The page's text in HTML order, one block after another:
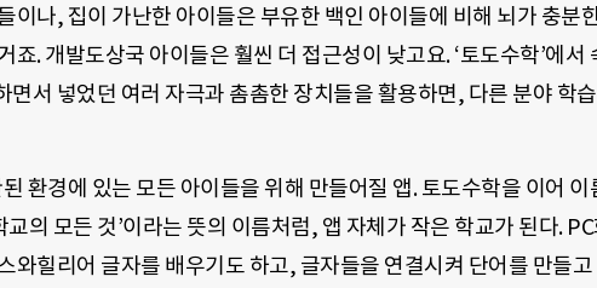
이나, 집이 가난한 아이들은 부유한 백인 아이들에 비해 뇌가 충분
죠.개발도상국 아이들은 훨씬 더 접근성이 낮고요. ‘토도수학’에서
면서 넣었던 여러 자극과 촘촘한 장치들을 활용하면, 다른 분야 학
환경에 있는 모든 아이들을 위해 만들어질 앱. 토도수학을 이어 이
교의 모든 것’이라는 뜻의 이름처럼, 앱 자체가 작은 학교가 된다.
와힐리어 글자를 배우기도 하고, 글자들을 연결시켜 단어를 만들고